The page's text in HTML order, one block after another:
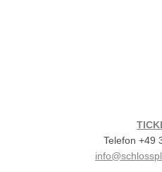
Telefon +49